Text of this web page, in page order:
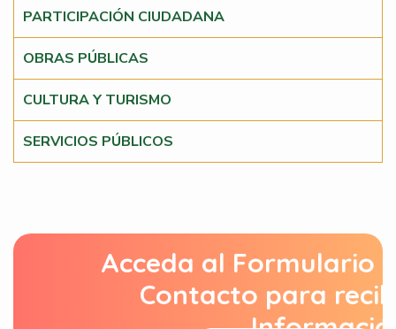
PARTICIPACIÓN CIUDADANA
OBRAS PÚBLICAS
CULTURA Y TURISMO
SERVICIOS PÚBLICOS
Acceda al Formulario
Contacto para